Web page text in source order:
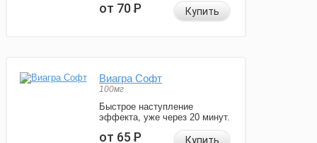
от 70Р Купить
Виагра Софт
100мг
Быстрое наступление
эффекта, уже через 20 минут.
от 65Р Купить